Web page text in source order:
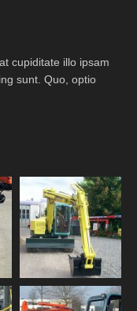
cupiditate illo ipsam
sunt. Quo, optio